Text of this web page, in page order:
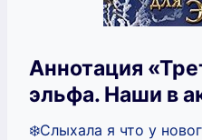
Аннотация
эльфа. Наши в
❄️Слыхала я что у